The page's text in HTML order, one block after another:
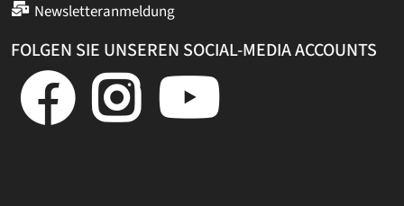
Newsletteranmeldung
FOLGEN SIE UNSEREN SOCIAL-MEDIA ACCOUNTS